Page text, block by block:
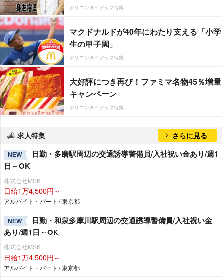
オリコンタイアップ特集
マクドナルドが40年にわたり支える「小学
生の甲子園」
オリコンタイアップ特集
大好評につき再び！ファミマ名物45％増量
キャンペーン
オリコンタイアップ特集
求人特集 さらに見る
NEW
日勤・多磨駅周辺の交通誘導警備員/入社祝い金あり/週1
日～OK
株式会社MSK
日給1万4,500円～
アルバイト・パート / 東京都
NEW
日勤・和泉多摩川駅周辺の交通誘導警備員/入社祝い金
あり/週1日～OK
株式会社MSK
日給1万4,500円～
アルバイト・パート / 東京都